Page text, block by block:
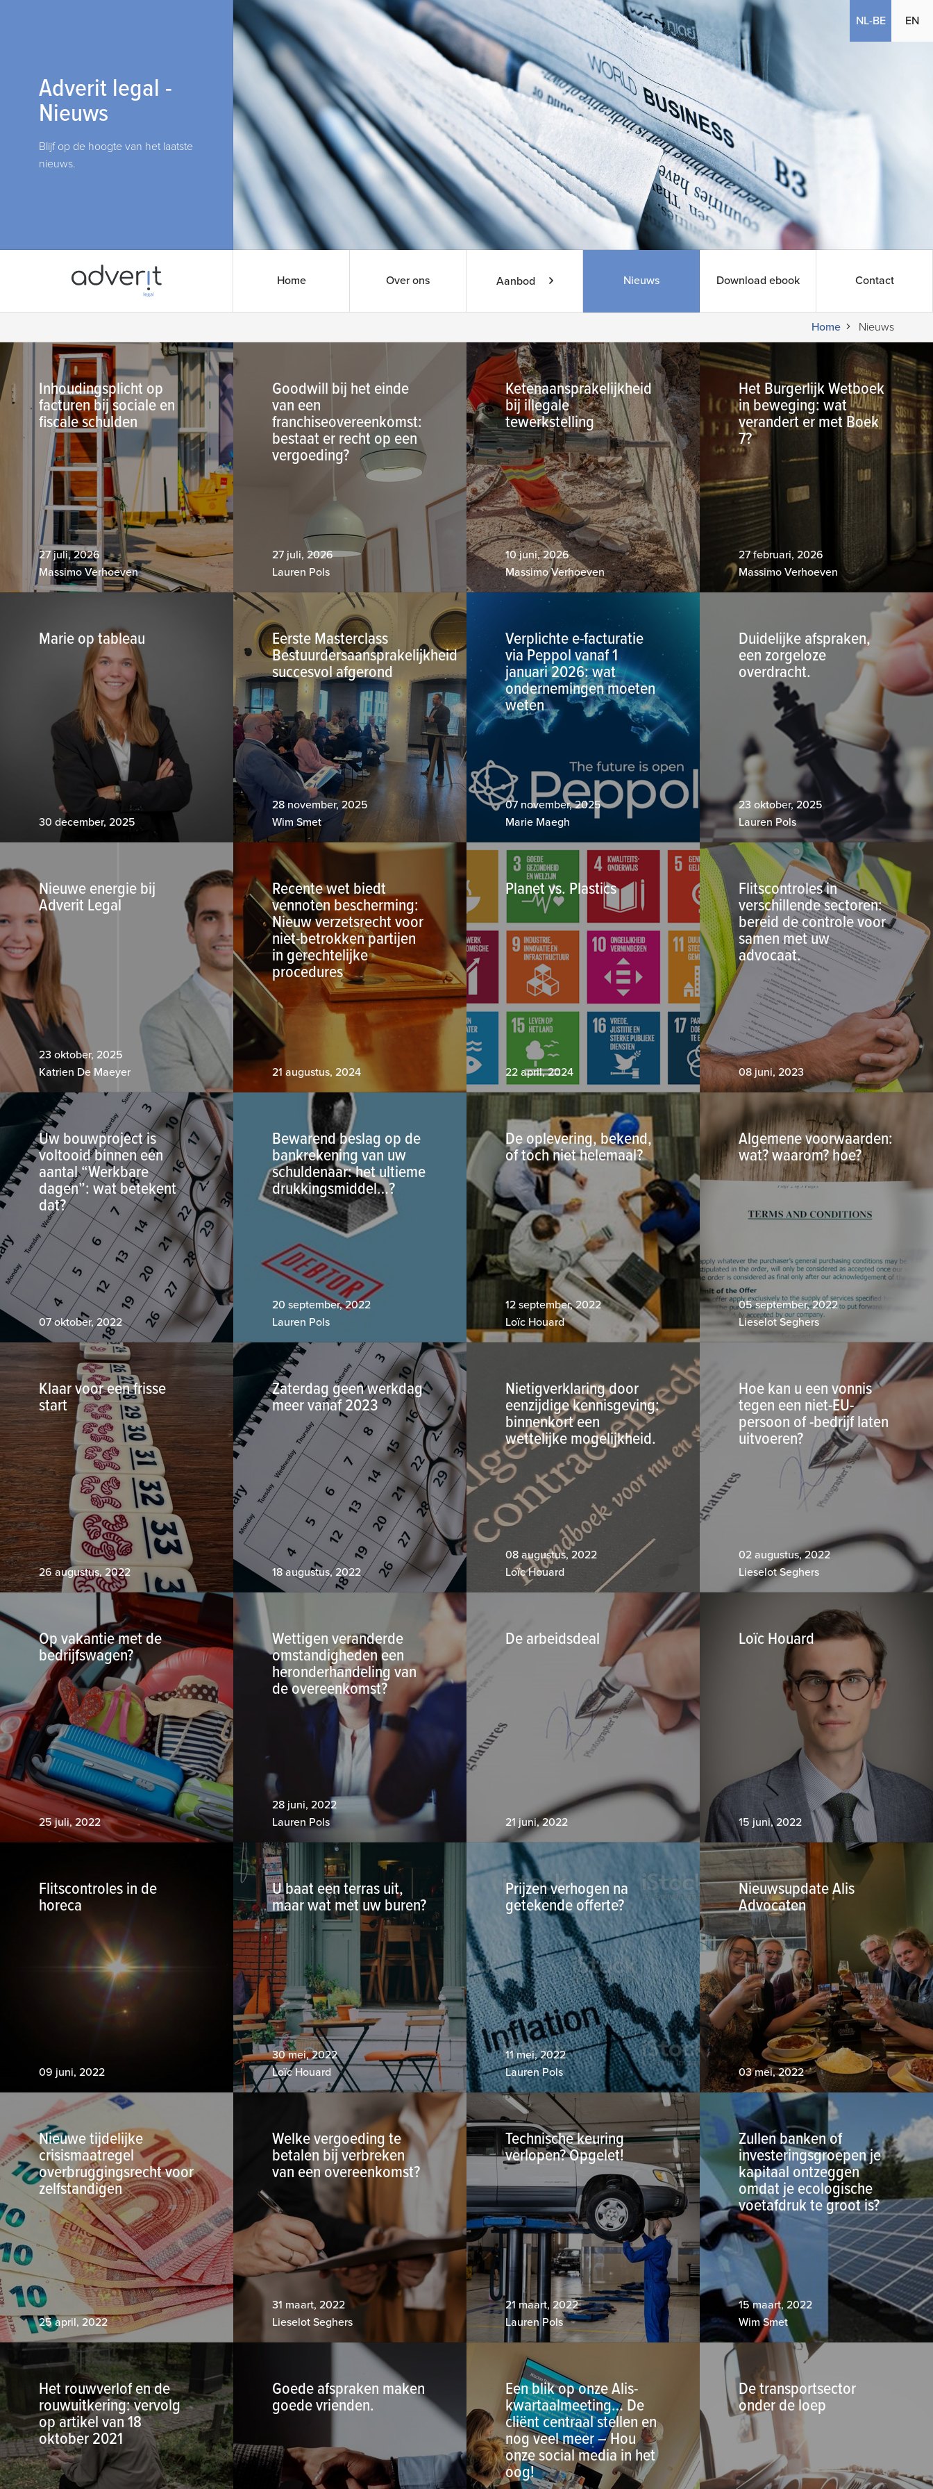
NL-BE(current)
EN
Adverit legal -
Nieuws
Blijf op de hoogte van het laatste
nieuws.
Home Over ons Aanbod Nieuws(huidige
Download ebook Contact
Home Nieuws
Inhoudingsplicht op
facturen bij sociale en
fiscale schulden
27 juli, 2026
Massimo Verhoeven
Goodwill bij het einde
van een
franchiseovereenkomst:
bestaat er recht op een
vergoeding?
27 juli, 2026
Lauren Pols
Ketenaansprakelijkheid
bij illegale
tewerkstelling
10 juni, 2026
Massimo Verhoeven
Het Burgerlijk Wetboek
in beweging: wat
verandert er met Boek
7?
27 februari, 2026
Massimo Verhoeven
Marie op tableau
30 december, 2025
Eerste Masterclass
Bestuurdersaansprakelijkheid
succesvol afgerond
28 november, 2025
Wim Smet
Verplichte e-facturatie
via Peppol vanaf 1
januari 2026: wat
ondernemingen moeten
weten
07 november, 2025
Marie Maegh
Duidelijke afspraken,
een zorgeloze
overdracht.
23 oktober, 2025
Lauren Pols
Nieuwe energie bij
Adverit Legal
23 oktober, 2025
Katrien De Maeyer
Recente wet biedt
vennoten bescherming:
Nieuw verzetsrecht voor
niet-betrokken partijen
in gerechtelijke
procedures
21 augustus, 2024
Planet vs. Plastics
22 april, 2024
Flitscontroles in
verschillende sectoren:
bereid de controle voor
samen met uw
advocaat.
08 juni, 2023
Uw bouwproject is
voltooid binnen een
aantal “Werkbare
dagen”: wat betekent
dat?
07 oktober, 2022
Bewarend beslag op de
bankrekening van uw
schuldenaar: het ultieme
drukkingsmiddel…?
20 september, 2022
Lauren Pols
De oplevering, bekend,
of toch niet helemaal?
12 september, 2022
Loïc Houard
Algemene voorwaarden:
wat? waarom? hoe?
05 september, 2022
Lieselot Seghers
Klaar voor een frisse
start
26 augustus, 2022
Zaterdag geen werkdag
meer vanaf 2023
18 augustus, 2022
Nietigverklaring door
eenzijdige kennisgeving:
binnenkort een
wettelijke mogelijkheid.
08 augustus, 2022
Loïc Houard
Hoe kan u een vonnis
tegen een niet-EU-
persoon of -bedrijf laten
uitvoeren?
02 augustus, 2022
Lieselot Seghers
Op vakantie met de
bedrijfswagen?
25 juli, 2022
Wettigen veranderde
omstandigheden een
heronderhandeling van
de overeenkomst?
28 juni, 2022
Lauren Pols
De arbeidsdeal
21 juni, 2022
Loïc Houard
15 juni, 2022
Flitscontroles in de
horeca
09 juni, 2022
U baat een terras uit,
maar wat met uw buren?
30 mei, 2022
Loïc Houard
Prijzen verhogen na
getekende offerte?
11 mei, 2022
Lauren Pols
Nieuwsupdate Alis
Advocaten
03 mei, 2022
Nieuwe tijdelijke
crisismaatregel
overbruggingsrecht voor
zelfstandigen
25 april, 2022
Welke vergoeding te
betalen bij verbreken
van een overeenkomst?
31 maart, 2022
Lieselot Seghers
Technische keuring
verlopen? Opgelet!
21 maart, 2022
Lauren Pols
Zullen banken of
investeringsgroepen je
kapitaal ontzeggen
omdat je ecologische
voetafdruk te groot is?
15 maart, 2022
Wim Smet
Het rouwverlof en de
rouwuitkering: vervolg
op artikel van 18
oktober 2021
Goede afspraken maken
goede vrienden.
Een blik op onze Alis-
kwartaalmeeting… De
cliënt centraal stellen en
nog veel meer – Hou
onze social media in het
oog!
De transportsector
onder de loep